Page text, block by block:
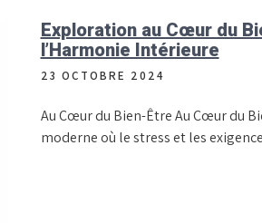
Exploration au Cœur du
l’Harmonie Intérieure
23 OCTOBRE 2024
Au Cœur du Bien-Être Au Cœur du
moderne où le stress et les